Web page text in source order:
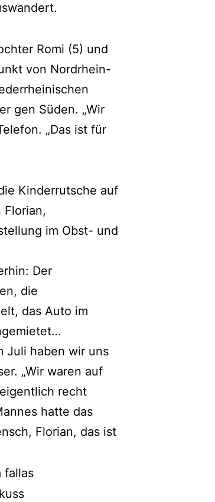
Romi (5) und
von Nordrhein-
gen Süden. „Wir
„Das ist für
Kinderrutsche auf
im Obst- und
Der
die
das Auto im
Juli haben wir uns
„Wir waren auf
recht
hatte das
Florian, das ist